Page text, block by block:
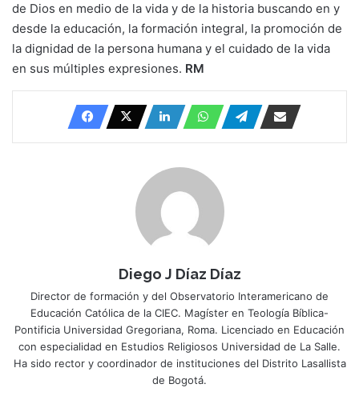
de Dios en medio de la vida y de la historia buscando en y
desde la educación, la formación integral, la promoción de
la dignidad de la persona humana y el cuidado de la vida
en sus múltiples expresiones. RM
Diego J Díaz Díaz
Director de formación y del Observatorio Interamericano de
Educación Católica de la CIEC. Magíster en Teología Bíblica-
Pontificia Universidad Gregoriana, Roma. Licenciado en Educación
con especialidad en Estudios Religiosos Universidad de La Salle.
Ha sido rector y coordinador de instituciones del Distrito Lasallista
de Bogotá.